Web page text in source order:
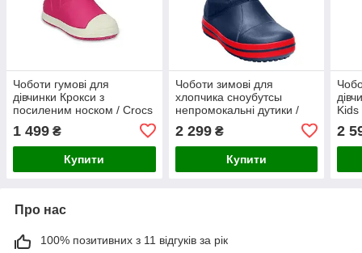
Чоботи гумові для
дівчинки Крокси з
посиленим носком / Crocs
(203515), Рожеві 28 (C11)
1 499 ₴
Купити
Чоботи зимові для
хлопчика сноубутсы
непромокальні дутики /
Crocs Kids Winter Puff Boot
(14613), Темно-сині
2 299₴
Купити
33
2
Про нас
100% позитивних з 11 відгуків за рік